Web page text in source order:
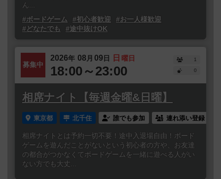
ん...
#ボードゲーム
#初心者歓迎
#お一人様歓迎
#どなたでも
#途中抜けOK
募集中
2026年 08 月 09日 日 曜日
18:00～23:00
1
0
相席ナイト【毎週金曜&日曜】
東京都 北千住 誰でも参加 連れ添い登録
相席ナイトとは予約一切不要！途中入退場自由！ボード
ゲームを遊んだことがないという初心者の方や、お友達
の都合がつかなくてボードゲームを一緒に遊べる人がい
ない方でも大丈...